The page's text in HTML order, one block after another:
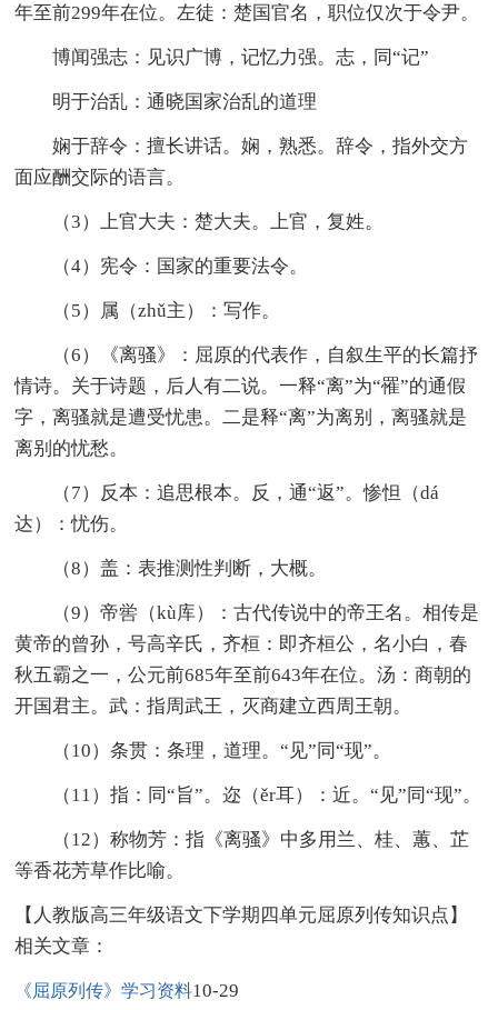
年至前299年在位。左徒：楚国官名，职位仅次于令尹。
博闻强志：见识广博，记忆力强。志，同“记”
明于治乱：通晓国家治乱的道理
娴于辞令：擅长讲话。娴，熟悉。辞令，指外交方
面应酬交际的语言。
（3）上官大夫：楚大夫。上官，复姓。
（4）宪令：国家的重要法令。
（5）属（zhǔ主）：写作。
（6）《离骚》：屈原的代表作，自叙生平的长篇抒
情诗。关于诗题，后人有二说。一释“离”为“罹”的通假
字，离骚就是遭受忧患。二是释“离”为离别，离骚就是
离别的忧愁。
（7）反本：追思根本。反，通“返”。惨怛（dá
达）：忧伤。
（8）盖：表推测性判断，大概。
（9）帝喾（kù库）：古代传说中的帝王名。相传是
黄帝的曾孙，号高辛氏，齐桓：即齐桓公，名小白，春
秋五霸之一，公元前685年至前643年在位。汤：商朝的
开国君主。武：指周武王，灭商建立西周王朝。
（10）条贯：条理，道理。“见”同“现”。
（11）指：同“旨”。迩（ěr耳）：近。“见”同“现”。
（12）称物芳：指《离骚》中多用兰、桂、蕙、芷
等香花芳草作比喻。
【人教版高三年级语文下学期四单元屈原列传知识点】
相关文章：
《屈原列传》学习资料10-29